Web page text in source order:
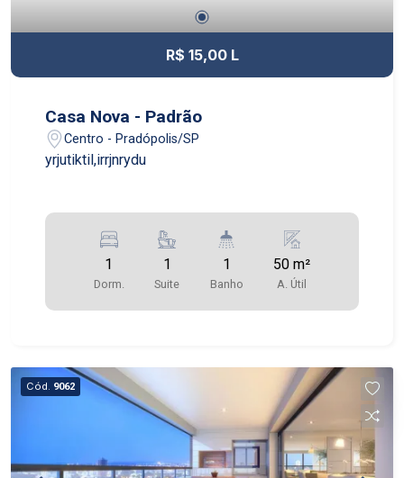
R$ 15,00 L
Casa Nova - Padrão
Centro - Pradópolis/SP
yrjutiktil,irrjnrydu
1
Dorm.
1
Suite
1
Banho
50 m²
A. Útil
Cód. 9062